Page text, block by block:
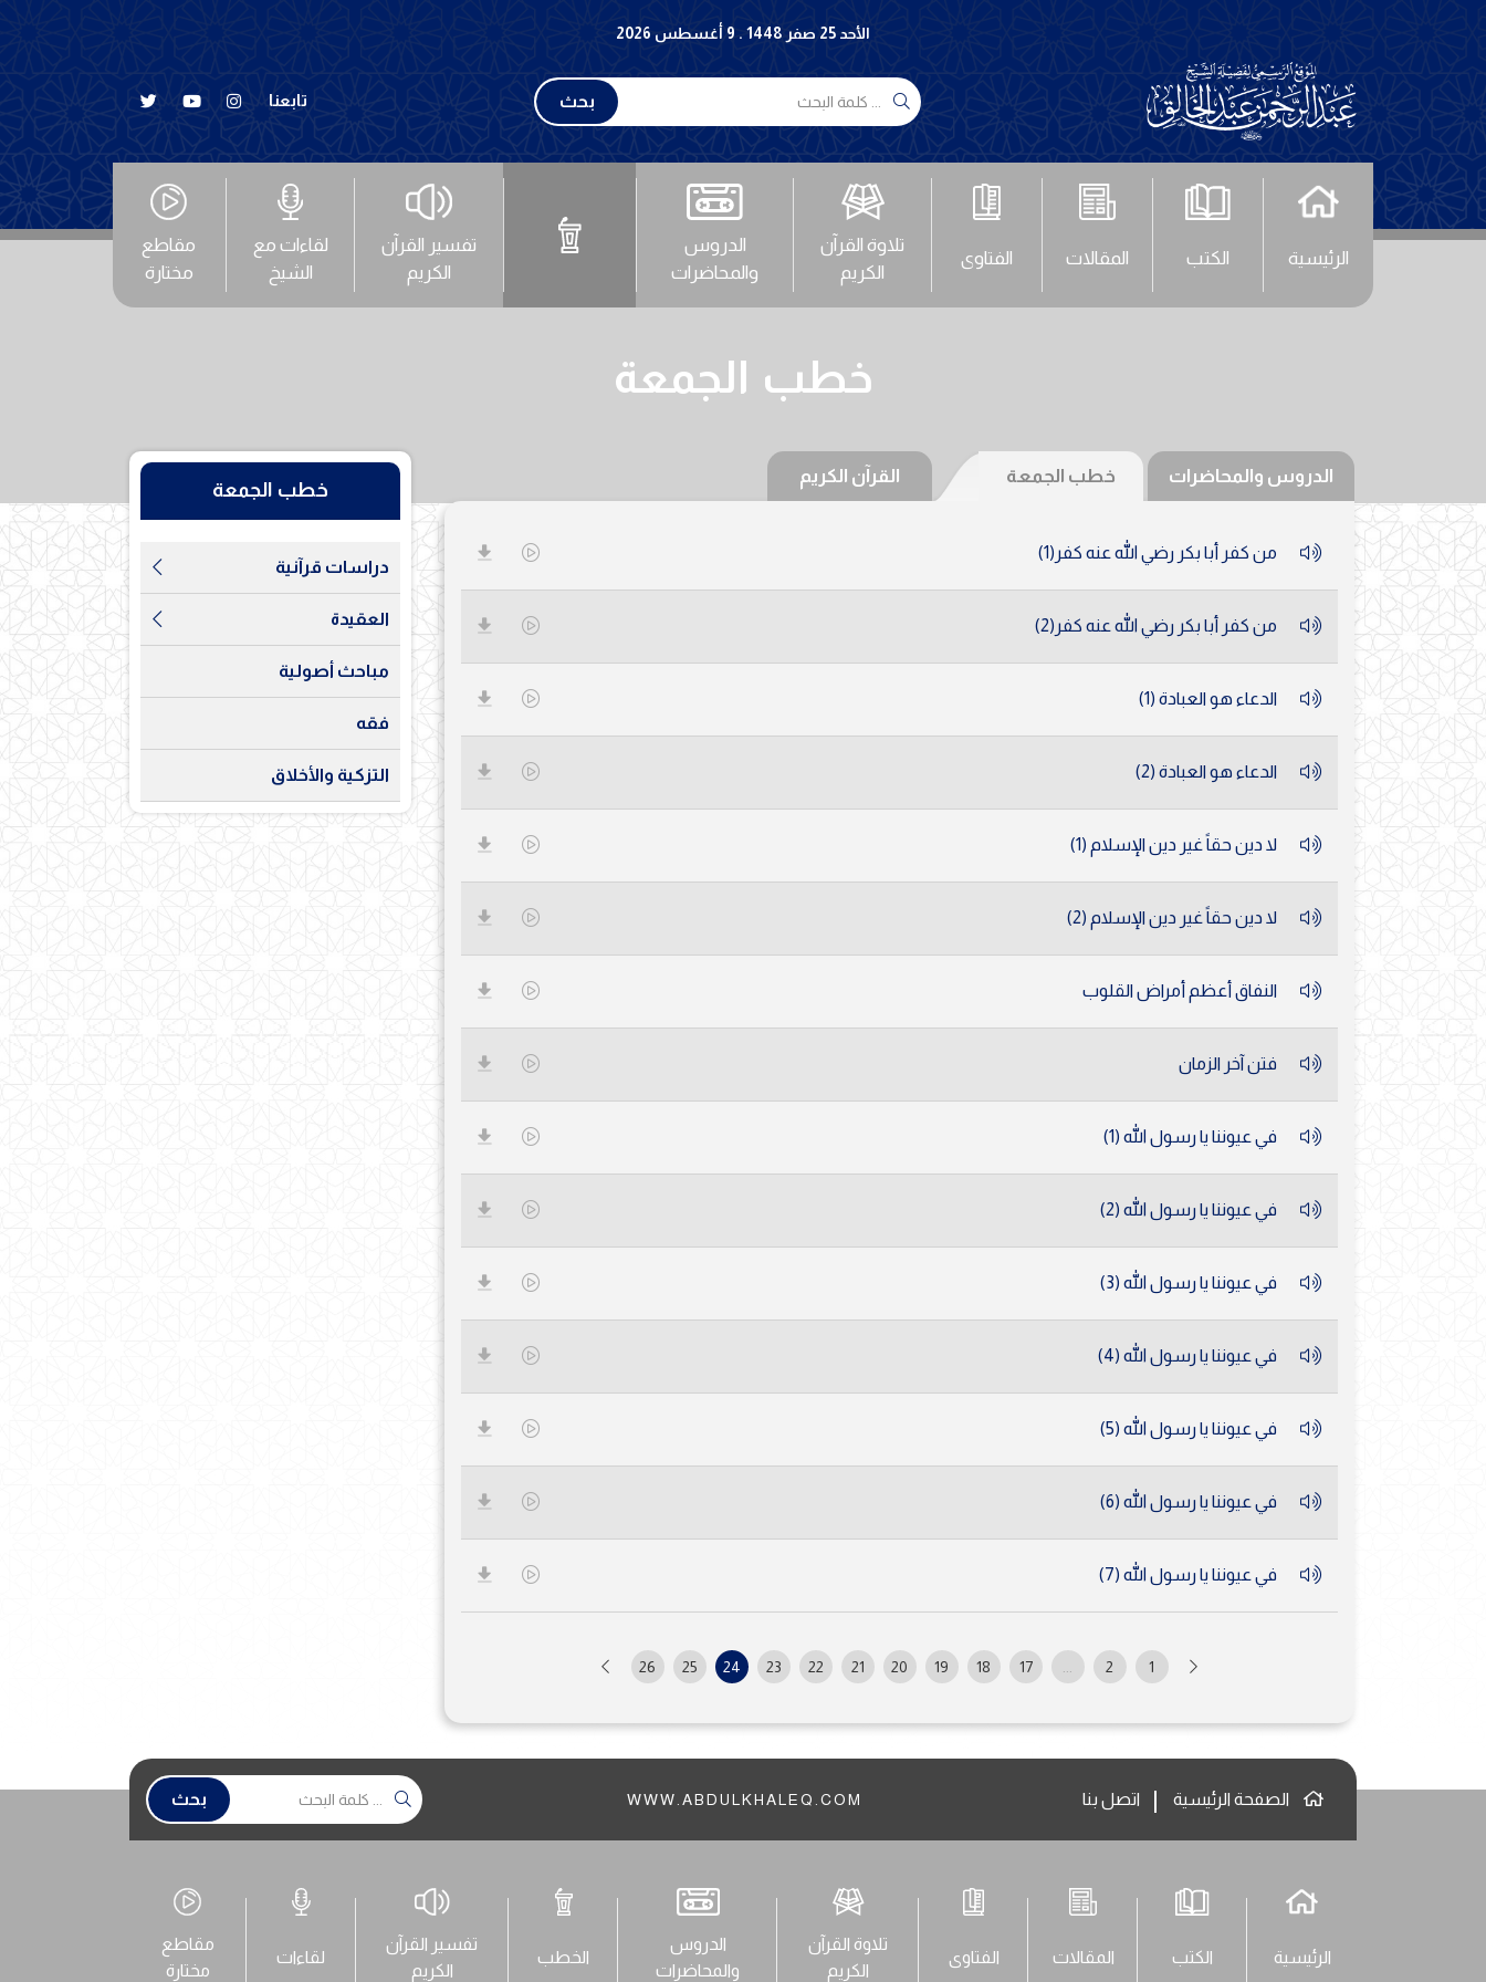
الأحد 25 صفر 1448 . 9 أغسطس 2026
بحث تابعنا
الرئيسية الكتب المقالات الفتاوى
تلاوة القرآن
الكريم
الدروس
والمحاضرات
تفسير القرآن
الكريم
لقاءات مع
الشيخ
مقاطع
مختارة
خطب الجمعة
الدروس والمحاضرات خطب الجمعة القرآن الكريم
من كفر أبا بكر رضي الله عنه كفر(1)
من كفر أبا بكر رضي الله عنه كفر(2)
الدعاء هو العبادة (1)
الدعاء هو العبادة (2)
لا دين حقاً غير دين الإسلام (1)
لا دين حقاً غير دين الإسلام (2)
النفاق أعظم أمراض القلوب
فتن آخر الزمان
في عيوننا يا رسول الله (1)
في عيوننا يا رسول الله (2)
في عيوننا يا رسول الله (3)
في عيوننا يا رسول الله (4)
في عيوننا يا رسول الله (5)
في عيوننا يا رسول الله (6)
في عيوننا يا رسول الله (7)
1
2
...
17
18
19
20
21
22
23
24
25
26
خطب الجمعة
دراسات قرآنية
العقيدة
مباحث أصولية
فقه
التزكية والأخلاق
الصفحة الرئيسية اتصل بنا WWW.ABDULKHALEQ.COM بحث
الرئيسية الكتب المقالات الفتاوى
تلاوة القرآن
الكريم
الدروس
والمحاضرات
الخطب
تفسير القرآن
الكريم
لقاءات
مقاطع
مختارة